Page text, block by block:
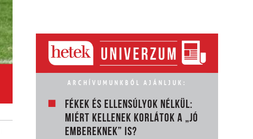
ARCHÍVUMUNKBÓL AJÁNLJUK:
FÉKEK ÉS ELLENSÚLYOK NÉLKÜL:
MIÉRT KELLENEK KORLÁTOK A „JÓ
EMBEREKNEK” IS?